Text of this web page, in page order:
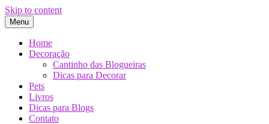
Skip to content
Menu
Home
Decoração
Cantinho das Blogueiras
Dicas para Decorar
Pets
Livros
Dicas para Blogs
Contato